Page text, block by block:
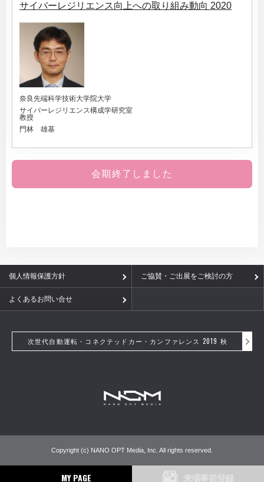
MY PAGE
サイバーレジリエンス向上への取り組み動向 2020
奈良先端科学技術大学院大学
サイバーレジリエンス構成学研究室
教授
門林 雄基
会期終了しました
個人情報保護方針 ご協賛・ご出展をご検討の方
よくあるお問い合せ
次世代自動運転・コネクテッドカー・カンファレンス 2019 秋
Copyright (c) NANO OPT Media, Inc. All rights reserved.